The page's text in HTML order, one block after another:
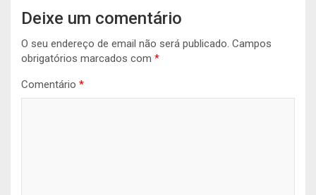
Deixe um comentário
O seu endereço de email não será publicado. Campos
obrigatórios marcados com *
Comentário *